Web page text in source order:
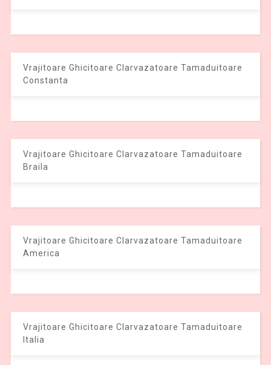
Vrajitoare Ghicitoare Clarvazatoare Tamaduitoare
Constanta
Vrajitoare Ghicitoare Clarvazatoare Tamaduitoare
Braila
Vrajitoare Ghicitoare Clarvazatoare Tamaduitoare
America
Vrajitoare Ghicitoare Clarvazatoare Tamaduitoare
Italia